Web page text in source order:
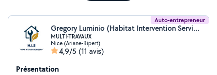
Auto-entrepreneur
Gregory Luminio (Habitat Intervention Services)
MULTI-TRAVAUX
Nice (Ariane-Ripert)
4,9/5 (11 avis)
Présentation